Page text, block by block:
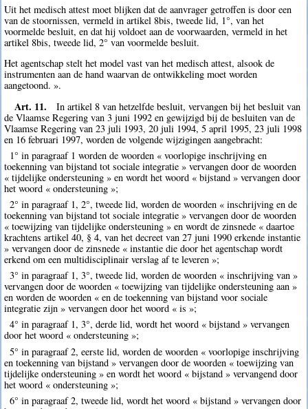
Uit het medisch attest moet blijken dat de aanvrager getroffen is door een
van de stoornissen, vermeld in artikel 8bis, tweede lid, 1°, van het
voormelde besluit, en dat hij voldoet aan de voorwaarden, vermeld in het
artikel 8bis, tweede lid, 2° van voormelde besluit.
Het agentschap stelt het model vast van het medisch attest, alsook de
instrumenten aan de hand waarvan de ontwikkeling moet worden
aangetoond. ».
Art. 11.
In artikel 8 van hetzelfde besluit, vervangen bij het besluit van
de Vlaamse Regering van 3 juni 1992 en gewijzigd bij de besluiten van de
Vlaamse Regering van 23 juli 1993, 20 juli 1994, 5 april 1995, 23 juli 1998
en 16 februari 1997, worden de volgende wijzigingen aangebracht:
1° in paragraaf 1 worden de woorden « voorlopige inschrijving en
toekenning van bijstand tot sociale integratie » vervangen door de woorden
« tijdelijke ondersteuning » en wordt het woord « bijstand » vervangen door
het woord « ondersteuning »;
2° in paragraaf 1, 2°, tweede lid, worden de woorden « inschrijving en de
toekenning van bijstand tot sociale integratie » vervangen door de woorden
« toewijzing van tijdelijke ondersteuning » en wordt de zinsnede « daartoe
krachtens artikel 40, § 4, van het decreet van 27 juni 1990 erkende instantie
» vervangen door de zinsnede « instantie die door het agentschap wordt
erkend om een multidisciplinair verslag af te leveren »;
3° in paragraaf 1, 3°, tweede lid, worden de woorden « inschrijving van »
vervangen door de woorden « toewijzing van tijdelijke ondersteuning aan »
en worden de woorden « en de toekenning van bijstand voor sociale
integratie zijn » vervangen door het woord « is »;
4° in paragraaf 1, 3°, derde lid, wordt het woord « bijstand » vervangen
door het woord « ondersteuning »;
5° in paragraaf 2, eerste lid, worden de woorden « voorlopige inschrijving
en toekenning van bijstand » vervangen door de woorden « toewijzing van
tijdelijke ondersteuning » en wordt het woord « bijstand » vervangend door
het woord « ondersteuning »;
6° in paragraaf 2, tweede lid, wordt het woord « bijstand » vervangen door